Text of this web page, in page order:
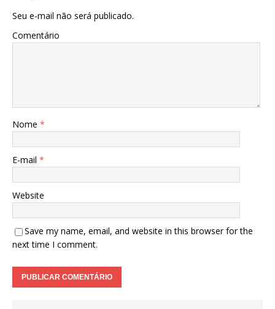
Seu e-mail não será publicado.
Comentário
Nome *
E-mail *
Website
Save my name, email, and website in this browser for the
next time I comment.